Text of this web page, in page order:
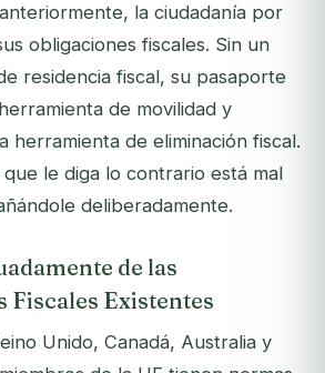
la ciudadanía por
obligaciones fiscales. Sin un
residencia fiscal, su pasaporte
de movilidad y
herramienta de eliminación fiscal.
le diga lo contrario está mal
deliberadamente.
de las
Fiscales Existentes
Unido, Canadá, Australia y